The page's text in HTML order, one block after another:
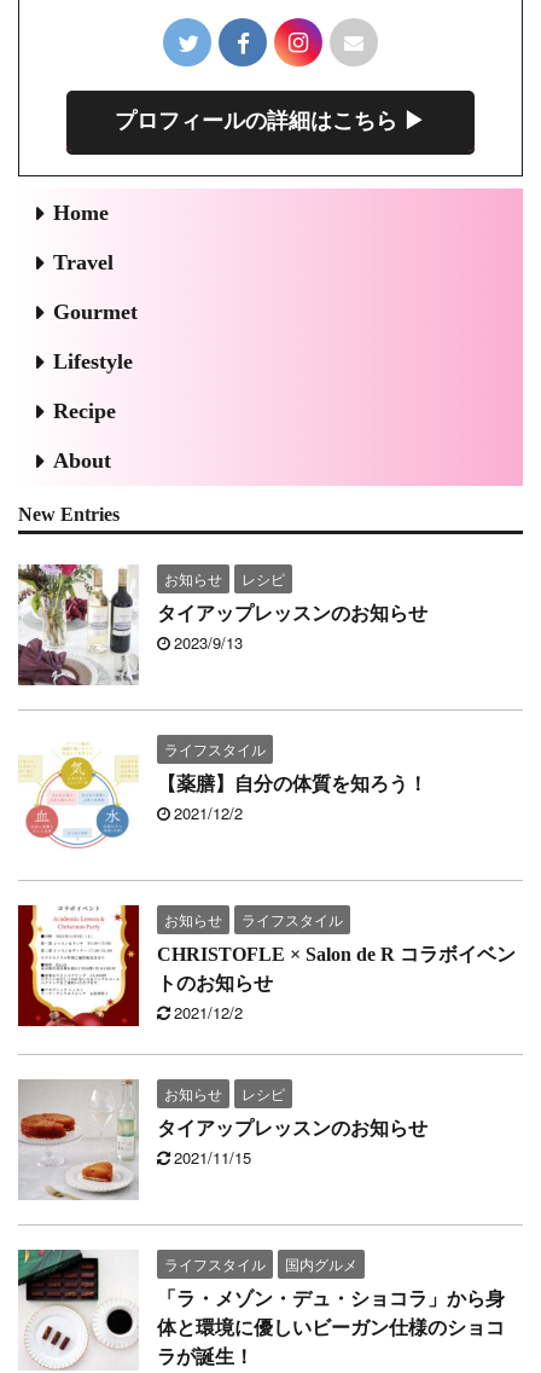
プロフィールの詳細はこちら ▶︎
Home
Travel
Gourmet
Lifestyle
Recipe
About
New Entries
お知らせ
レシピ
タイアップレッスンのお知らせ
2023/9/13
ライフスタイル
【薬膳】自分の体質を知ろう！
2021/12/2
お知らせ
ライフスタイル
CHRISTOFLE × Salon de R コラボイベン
トのお知らせ
2021/12/2
お知らせ
レシピ
タイアップレッスンのお知らせ
2021/11/15
ライフスタイル
国内グルメ
「ラ・メゾン・デュ・ショコラ」から身
体と環境に優しいビーガン仕様のショコ
ラが誕生！